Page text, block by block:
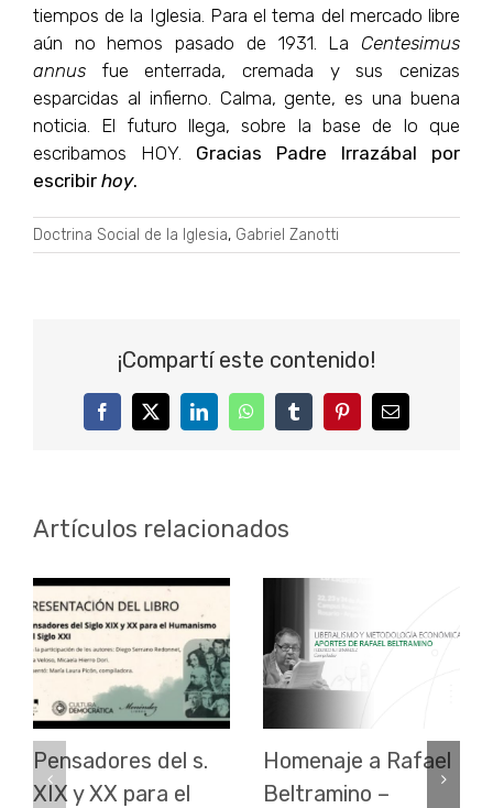
tiempos de la Iglesia. Para el tema del mercado libre
aún no hemos pasado de 1931. La Centesimus
annus fue enterrada, cremada y sus cenizas
esparcidas al infierno. Calma, gente, es una buena
noticia. El futuro llega, sobre la base de lo que
escribamos HOY. Gracias Padre Irrazábal por
escribir hoy.
Doctrina Social de la Iglesia, Gabriel Zanotti
¡Compartí este contenido!
FacebookTwitterLinkedInWhatsAppTumblrPinterestCorreo
Artículos relacionados
Pensadores del s.
XIX y XX para el
Homenaje a Rafael
Beltramino –